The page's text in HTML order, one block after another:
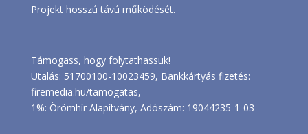
Projekt hosszú távú működését.
Támogass, hogy folytathassuk!
Utalás: 51700100-10023459, Bankkártyás fizetés:
firemedia.hu/tamogatas,
1%: Örömhír Alapítvány, Adószám: 19044235-1-03